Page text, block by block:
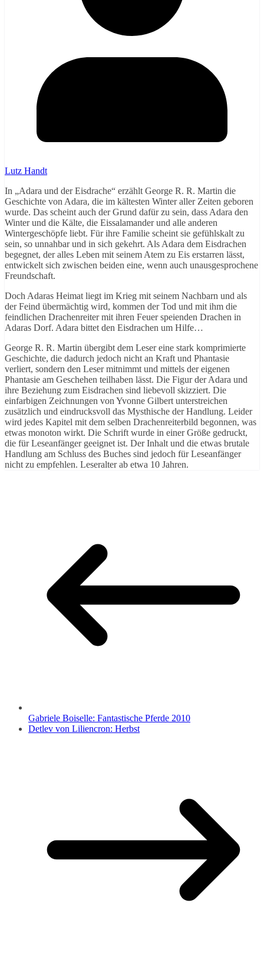
Lutz Handt
In „Adara und der Eisdrache“ erzählt George R. R. Martin die
Geschichte von Adara, die im kältesten Winter aller Zeiten geboren
wurde. Das scheint auch der Grund dafür zu sein, dass Adara den
Winter und die Kälte, die Eissalamander und alle anderen
Wintergeschöpfe liebt. Für ihre Familie scheint sie gefühlskalt zu
sein, so unnahbar und in sich gekehrt. Als Adara dem Eisdrachen
begegnet, der alles Leben mit seinem Atem zu Eis erstarren lässt,
entwickelt sich zwischen beiden eine, wenn auch unausgesprochene
Freundschaft.
Doch Adaras Heimat liegt im Krieg mit seinem Nachbarn und als
der Feind übermächtig wird, kommen der Tod und mit ihm die
feindlichen Drachenreiter mit ihren Feuer speienden Drachen in
Adaras Dorf. Adara bittet den Eisdrachen um Hilfe…
George R. R. Martin übergibt dem Leser eine stark komprimierte
Geschichte, die dadurch jedoch nicht an Kraft und Phantasie
verliert, sondern den Leser mitnimmt und mittels der eigenen
Phantasie am Geschehen teilhaben lässt. Die Figur der Adara und
ihre Beziehung zum Eisdrachen sind liebevoll skizziert. Die
einfarbigen Zeichnungen von Yvonne Gilbert unterstreichen
zusätzlich und eindrucksvoll das Mysthische der Handlung. Leider
wird jedes Kapitel mit dem selben Drachenreiterbild begonnen, was
etwas monoton wirkt. Die Schrift wurde in einer Größe gedruckt,
die für Leseanfänger geeignet ist. Der Inhalt und die etwas brutale
Handlung am Schluss des Buches sind jedoch für Leseanfänger
nicht zu empfehlen. Leseralter ab etwa 10 Jahren.
Gabriele Boiselle: Fantastische Pferde 2010
Detlev von Liliencron: Herbst